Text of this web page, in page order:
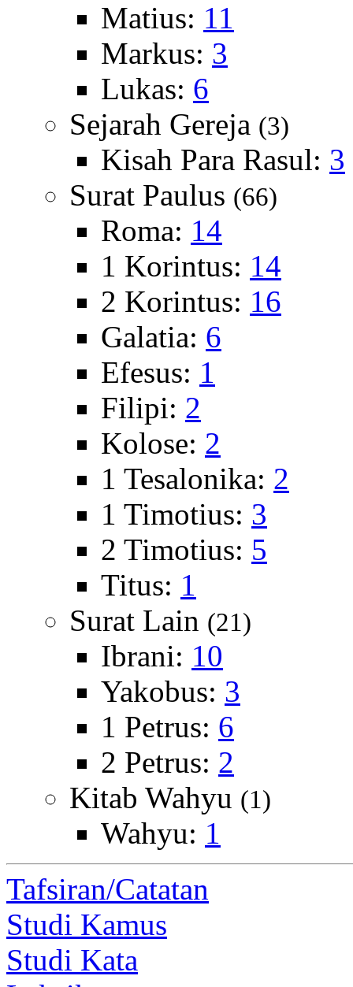
Matius: 11
Markus: 3
Lukas: 6
Sejarah Gereja (3)
Kisah Para Rasul: 3
Surat Paulus (66)
Roma: 14
1 Korintus: 14
2 Korintus: 16
Galatia: 6
Efesus: 1
Filipi: 2
Kolose: 2
1 Tesalonika: 2
1 Timotius: 3
2 Timotius: 5
Titus: 1
Surat Lain (21)
Ibrani: 10
Yakobus: 3
1 Petrus: 6
2 Petrus: 2
Kitab Wahyu (1)
Wahyu: 1
Tafsiran/Catatan
Studi Kamus
Studi Kata